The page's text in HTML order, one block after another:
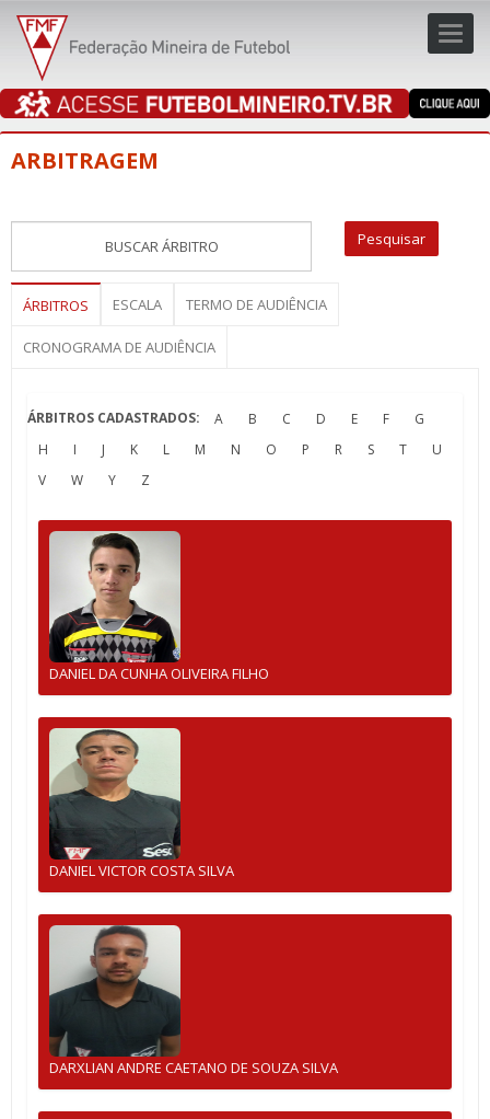
ARBITRAGEM
ÁRBITROS ESCALA TERMO DE AUDIÊNCIA
CRONOGRAMA DE AUDIÊNCIA
ÁRBITROS CADASTRADOS: A B C D E F
G
H
I J K L M N O P R S T
U
V
W Y Z
DANIEL DA CUNHA OLIVEIRA FILHO
DANIEL VICTOR COSTA SILVA
DARXLIAN ANDRE CAETANO DE SOUZA SILVA